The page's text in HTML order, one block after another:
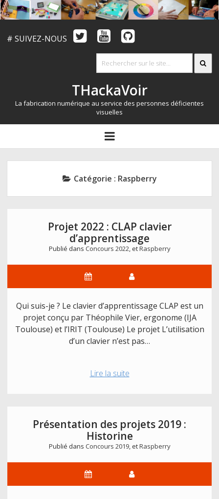
# SUIVEZ-NOUS
THackaVoir
La fabrication numérique au service des personnes déficientes
visuelles
ARTICLES
LE CONCOURS
RESSOURCES
open
menu
Catégorie : Raspberry
Projet 2022 : CLAP clavier
d’apprentissage
Publié dans Concours 2022, etRaspberry
Qui suis-je ? Le clavier d’apprentissage CLAP est un
projet conçu par Théophile Vier, ergonome (IJA
Toulouse) et l’IRIT (Toulouse) Le projet L’utilisation
d’un clavier n’est pas…
Lire la suiteProjet
clavier
d’apprentissage
Présentation des projets 2019 :
Historine
Publié dans Concours 2019, etRaspberry